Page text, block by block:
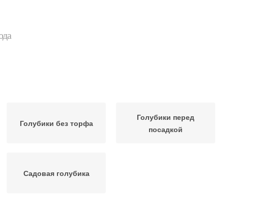
Голубики без торфа
Голубики перед
посадкой
Садовая голубика